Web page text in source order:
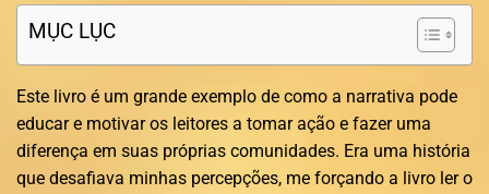
MỤC LỤC
Este livro é um grande exemplo de como a narrativa pode
educar e motivar os leitores a tomar ação e fazer uma
diferença em suas próprias comunidades. Era uma história
que desafiava minhas percepções, me forçando a livro ler o